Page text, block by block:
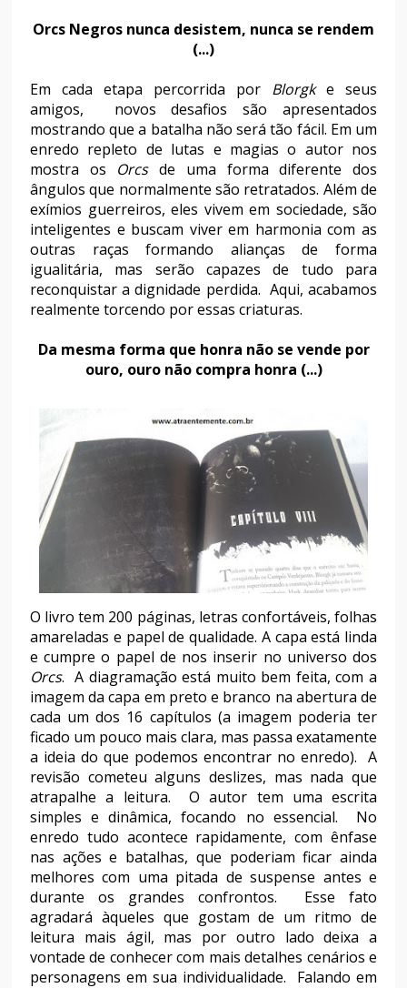
Orcs Negros nunca desistem, nunca se rendem
(...)
Em cada etapa percorrida por Blorgk e seus
amigos, novos desafios são apresentados
mostrando que a batalha não será tão fácil. Em um
enredo repleto de lutas e magias o autor nos
mostra os Orcsde uma forma diferente dos
ângulos que normalmente são retratados. Além de
exímios guerreiros, eles vivem em sociedade, são
inteligentes e buscam viver em harmonia com as
outras raças formando alianças de forma
igualitária, mas serão capazes de tudo para
reconquistar a dignidade perdida. Aqui, acabamos
realmente torcendo por essas criaturas.
Da mesma forma que honra não se vende por
ouro, ouro não compra honra (...)
O livro tem 200 páginas, letras confortáveis, folhas
amareladas e papel de qualidade. A capa está linda
e cumpre o papel de nos inserir no universo dos
Orcs. A diagramação está muito bem feita, com a
imagem da capa em preto e branco na abertura de
cada um dos 16 capítulos (a imagem poderia ter
ficado um pouco mais clara, mas passa exatamente
a ideia do que podemos encontrar no enredo). A
revisão cometeu alguns deslizes, mas nada que
atrapalhe a leitura. O autor tem uma escrita
simples e dinâmica, focando no essencial. No
enredo tudo acontece rapidamente, com ênfase
nas ações e batalhas, que poderiam ficar ainda
melhores com uma pitada de suspense antes e
durante os grandes confrontos. Esse fato
agradará àqueles que gostam de um ritmo de
leitura mais ágil, mas por outro lado deixa a
vontade de conhecer com mais detalhes cenários e
personagens em sua individualidade. Falando em